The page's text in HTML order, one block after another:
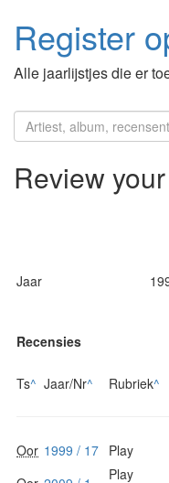
Register
Alle jaarlijstjes die er
Review
Jaar
Recensies
Ts^ Jaar/Nr^ Rubriek^
Oor 1999 / 17 Play
Play